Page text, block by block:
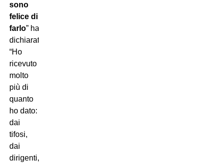
sono
felice di
farlo” ha
dichiarato.
“Ho
ricevuto
molto
più di
quanto
ho dato:
dai
tifosi,
dai
dirigenti,